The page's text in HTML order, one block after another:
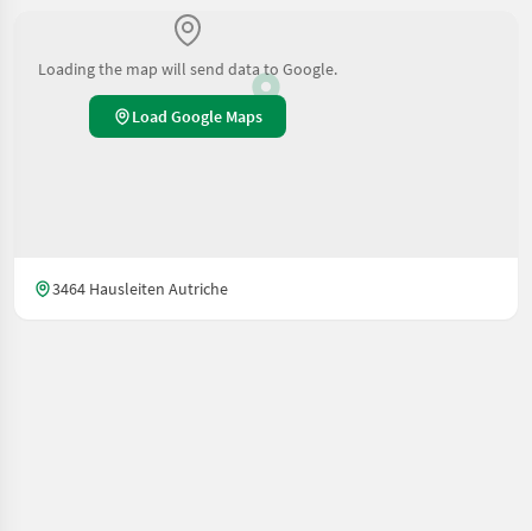
Loading the map will send data to Google.
Load Google Maps
3464 Hausleiten Autriche